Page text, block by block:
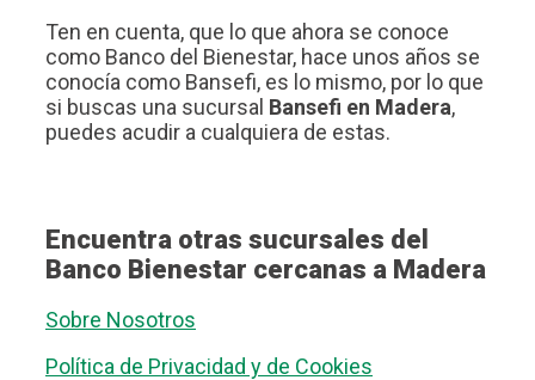
Ten en cuenta, que lo que ahora se conoce
como Banco del Bienestar, hace unos años se
conocía como Bansefi, es lo mismo, por lo que
si buscas una sucursal Bansefi en Madera,
puedes acudir a cualquiera de estas.
Encuentra otras sucursales del
Banco Bienestar cercanas a Madera
Sobre Nosotros
Política de Privacidad y de Cookies